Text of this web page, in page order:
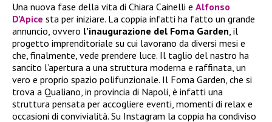
Una nuova fase della vita di Chiara Cainelli e Alfonso
D’Apice sta per iniziare. La coppia infatti ha fatto un grande
annuncio, ovvero l’inaugurazione del Foma Garden, il
progetto imprenditoriale su cui lavorano da diversi mesi e
che, finalmente, vede prendere luce. Il taglio del nastro ha
sancito l’apertura a una struttura moderna e raffinata, un
vero e proprio spazio polifunzionale. Il Foma Garden, che si
trova a Qualiano, in provincia di Napoli, è infatti una
struttura pensata per accogliere eventi, momenti di relax e
occasioni di convivialità. Su Instagram la coppia ha condiviso